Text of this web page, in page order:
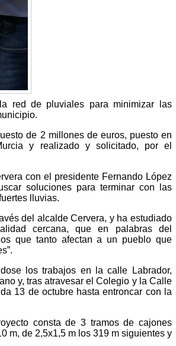
red de pluviales para minimizar las
de 2 millones de euros, puesto en
y realizado y solicitado, por el
con el presidente Fernando López
soluciones para terminar con las
lluvias.
del alcalde Cervera, y ha estudiado
cercana, que en palabras del
que tanto afectan a un pueblo que
los trabajos en la calle Labrador,
y, tras atravesar el Colegio y la Calle
13 de octubre hasta entroncar con la
consta de 3 tramos de cajones
m, de 2,5x1,5 m los 319 m siguientes y